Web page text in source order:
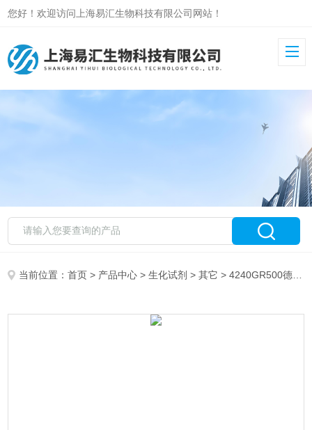
您好！欢迎访问上海易汇生物科技有限公司网站！
当前位置：首页 > 产品中心 >生化试剂 >其它 > 4240GR500德国Biofroxx牛血清白蛋白V BSA